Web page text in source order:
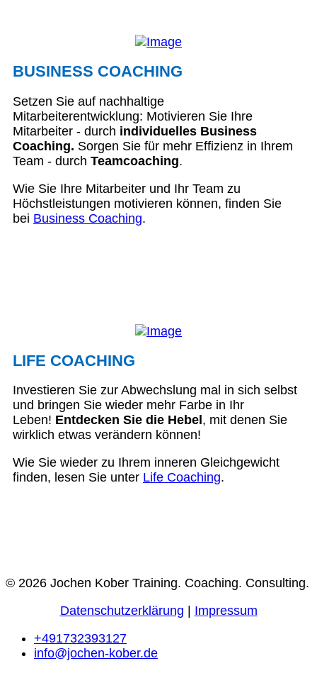
BUSINESS COACHING
Setzen Sie auf nachhaltige
Mitarbeiterentwicklung: Motivieren Sie Ihre
Mitarbeiter - durch individuelles Business
Coaching. Sorgen Sie für mehr Effizienz in Ihrem
Team - durch Teamcoaching.
Wie Sie Ihre Mitarbeiter und Ihr Team zu
Höchstleistungen motivieren können, finden Sie
bei Business Coaching.
LIFE COACHING
Investieren Sie zur Abwechslung mal in sich selbst
und bringen Sie wieder mehr Farbe in Ihr
Leben! Entdecken Sie die Hebel , mit denen Sie
wirklich etwas verändern können!
Wie Sie wieder zu Ihrem inneren Gleichgewicht
finden, lesen Sie unter Life Coaching.
© 2026 Jochen Kober Training. Coaching. Consulting.
Datenschutzerklärung
Impressum
+491732393127
info@jochen-kober.de